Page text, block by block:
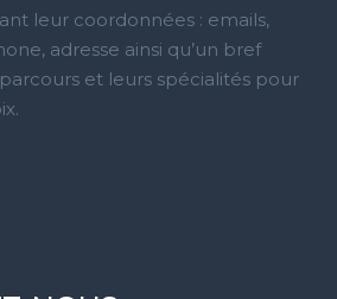
leur coordonnées : emails,
adresse ainsi qu’un bref
et leurs spécialités pour